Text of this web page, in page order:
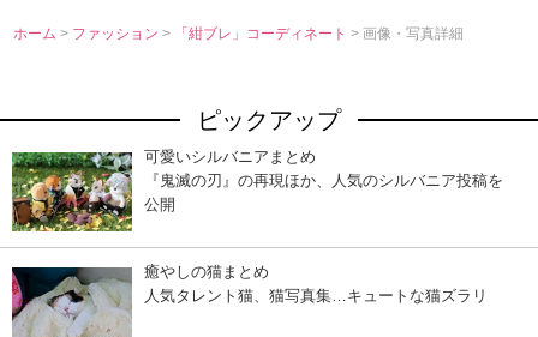
ホーム > ファッション> 「紺ブレ」コーディネート> 画像・写真詳細
ピックアップ
可愛いシルバニアまとめ
『鬼滅の刃』の再現ほか、人気のシルバニア投稿を
公開
癒やしの猫まとめ
人気タレント猫、猫写真集…キュートな猫ズラリ